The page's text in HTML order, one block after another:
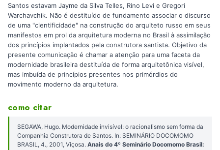
Santos estavam Jayme da Silva Telles, Rino Levi e Gregori
Warchavchik. Não é destituído de fundamento associar o discurso
de uma "cientificidade" na construção do arquiteto russo em seus
manifestos em prol da arquitetura moderna no Brasil à assimilação
dos princípios implantados pela construtora santista. Objetivo da
presente comunicação é chamar a atenção para uma faceta da
modernidade brasileira destituída de forma arquitetônica visível,
mas imbuída de princípios presentes nos primórdios do
movimento moderno da arquitetura.
como citar
SEGAWA, Hugo. Modernidade invisível: o racionalismo sem forma da
Companhia Construtora de Santos. In: SEMINÁRIO DOCOMOMO
BRASIL, 4., 2001, Viçosa. Anais do 4º Seminário Docomomo Brasil: